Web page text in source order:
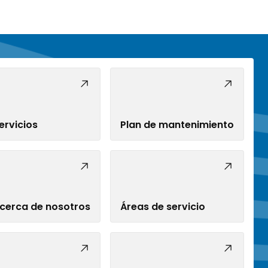
Plan de mantenimiento
de nosotros Áreas de servicio